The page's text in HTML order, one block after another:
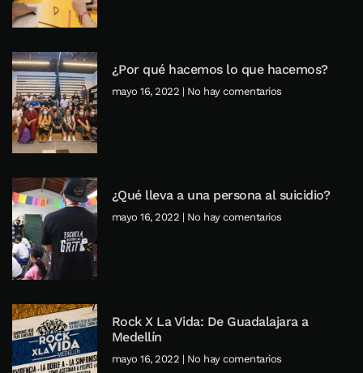
¿Por qué hacemos lo que hacemos?
mayo 16, 2022 No hay comentarios
¿Qué lleva a una persona al suicidio?
mayo 16, 2022 No hay comentarios
Rock X La Vida: De Guadalajara a
Medellín
mayo 16, 2022 No hay comentarios